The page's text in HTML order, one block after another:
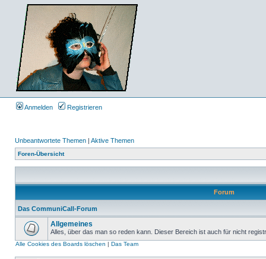
Anmelden Registrieren
Unbeantwortete Themen | Aktive Themen
Foren-Übersicht
Forum
Das CommuniCall-Forum
Allgemeines
Alles, über das man so reden kann. Dieser Bereich ist auch für nicht
Alle Cookies des Boards löschen | Das Team